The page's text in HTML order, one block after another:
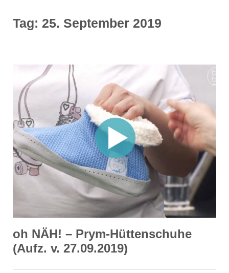
Tag: 25. September 2019
oh NÄH! – Prym-Hüttenschuhe
(Aufz. v. 27.09.2019)